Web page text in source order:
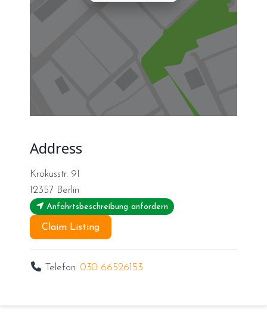
Address
Krokusstr. 91
12357 Berlin
Anfahrtsbeschreibung anfordern
Claim Listing
Telefon:030 66526153